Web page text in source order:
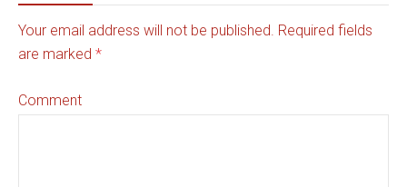
Your email address will not be published. Required fields
are marked *
Comment